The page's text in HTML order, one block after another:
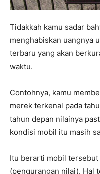
Tidakkah kamu sadar
menghabiskan uangnya
terbaru yang akan
waktu.
Contohnya, kamu
merek terkenal pada
tahun depan nilainya
kondisi mobil itu masih
Itu berarti mobil
(pengurangan nilai). Hal